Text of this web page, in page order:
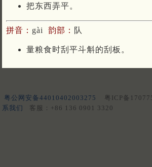
把东西弄平。
拼音： gài 韵部： 队
量粮食时刮平斗斛的刮板。
粤公网安备44010402003275 粤ICP备
系我们
客服：+86 136 0901 3320